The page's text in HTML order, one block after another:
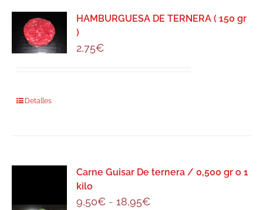
HAMBURGUESA DE TERNERA ( 150 gr
)
2,75€
Detalles
Carne Guisar De ternera / 0,500 gr o 1
kilo
9,50€ - 18,95€Rango